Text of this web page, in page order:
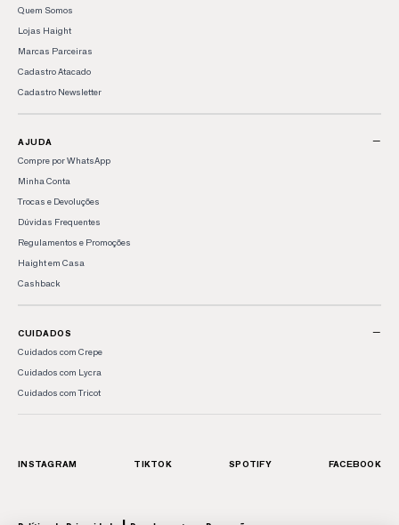
Quem Somos
Lojas Haight
Marcas Parceiras
Cadastro Atacado
Cadastro Newsletter
AJUDA −
Compre por WhatsApp
Minha Conta
Trocas e Devoluções
Dúvidas Frequentes
Regulamentos e Promoções
Haight em Casa
Cashback
CUIDADOS −
Cuidados com Crepe
Cuidados com Lycra
Cuidados com Tricot
INSTAGRAM TIKTOK SPOTIFY FACEBOOK